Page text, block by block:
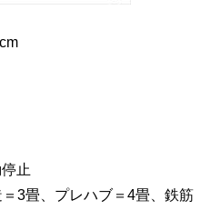
止
3畳、プレハブ＝4畳、鉄筋